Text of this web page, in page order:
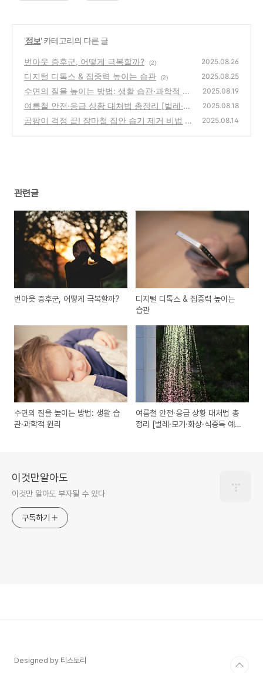
'정보' 카테고리의 다른 글
번아웃 증후군, 어떻게 극복할까? (2) 2025.08.26
디지털 디톡스 & 집중력 높이는 습관 (2) 2025.08.25
수면의 질을 높이는 방법: 생활 습관·과학적 원
리
(6)
2025.08.19
여름철 안전·응급 상황 대처법 총정리 [벌레·모
기·화상·식중독 예방법]
(6)
2025.08.18
곰팡이 걱정 끝! 장마철 집안 습기 제거 비법 2025.08.14
관련글
번아웃 증후군, 어떻게 극복할까?
디지털 디톡스 & 집중력 높이는
습관
수면의 질을 높이는 방법: 생활 습
관·과학적 원리
여름철 안전·응급 상황 대처법 총
정리 [벌레·모기·화상·식중독 예방
이것만알아도
이것만 알아도 부자될 수 있다
구독하기
Designed by 티스토리